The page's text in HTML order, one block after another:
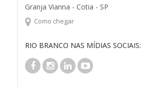
Granja Vianna - Cotia - SP
Como chegar
RIO BRANCO NAS MÍDIAS SOCIAIS: